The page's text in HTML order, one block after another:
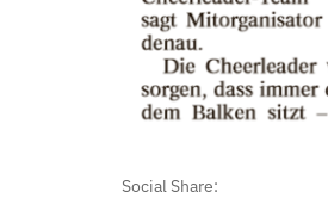
Social Share: